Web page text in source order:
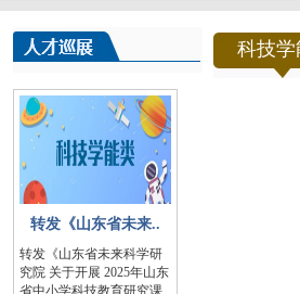
科技学
转发《山东省未来..
转发《山东省未来科学研
究院 关于开展 2025年山东
省中小学科技教育研究课